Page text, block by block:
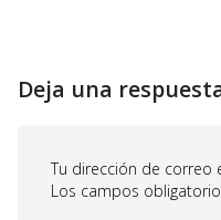
Deja una
Tu dirección de correo
Los campos